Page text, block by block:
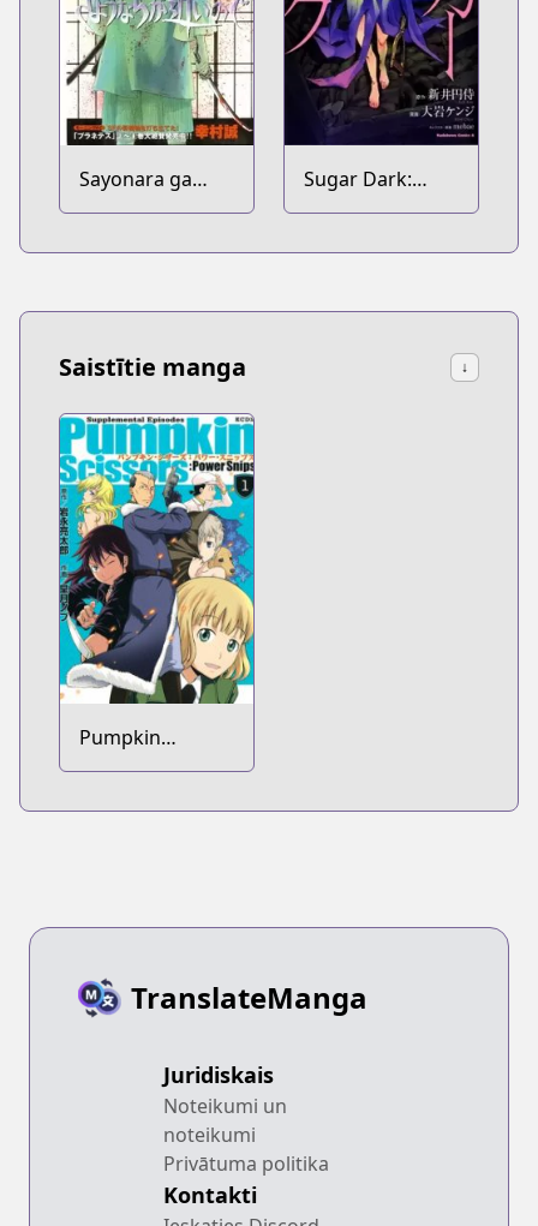
Sayonara ga
Chikai no de
Sugar Dark:
Umerareta Yami
Saistītie manga ↓
Pumpkin
Scissors: Power
TranslateManga
Juridiskais
Noteikumi un
noteikumi
Privātuma politika
Kontakti